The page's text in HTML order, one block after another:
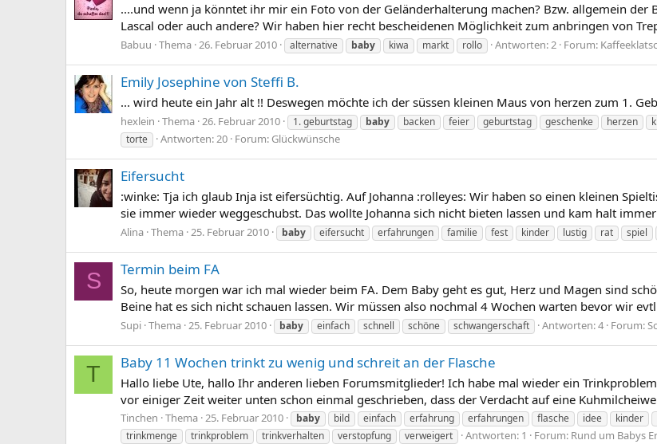
....und wenn ja könntet ihr mir ein Foto von der Geländerhalterung machen? Bzw. allgemein
Lascal oder auch andere? Wir haben hier recht bescheidenen Möglichkeit zum anbringen von
Babuu Thema 26. Februar 2010 alternative baby kiwa markt rollo Antworten: 2 Forum:
Emily Josephine von Steffi B.
... wird heute ein Jahr alt !! Deswegen möchte ich der süssen kleinen Maus von herzen zum 1.
hexlein Thema 26. Februar 2010 1. geburtstag baby backen feier geburtstag geschenke herzen
torte
Antworten: 20 Forum: Glückwünsche
Eifersucht
:winke: Tja ich glaub Inja ist eifersüchtig. Auf Johanna :rolleyes: Wir haben so einen kleinen
sie immer wieder weggeschubst. Das wollte Johanna sich nicht bieten lassen und kam halt
Alina Thema 25. Februar 2010 baby eifersucht erfahrungen familie fest kinder lustig rat spiel
S Termin beim FA
So, heute morgen war ich mal wieder beim FA. Dem Baby geht es gut, Herz und Magen sind
Beine hat es sich nicht schauen lassen. Wir müssen also nochmal 4 Wochen warten bevor wir
Supi Thema 25. Februar 2010 baby einfach schnell schöne schwangerschaft Antworten: 4 Forum:
T Baby 11 Wochen trinkt zu wenig und schreit an der Flasche
Hallo liebe Ute, hallo Ihr anderen lieben Forumsmitglieder! Ich habe mal wieder ein
vor einiger Zeit weiter unten schon einmal geschrieben, dass der Verdacht auf eine
Tinchen Thema 25. Februar 2010 baby bild einfach erfahrung erfahrungen flasche idee kinder
trinkmenge
trinkproblem trinkverhalten verstopfung verweigert Antworten: 1 Forum: Rund um Babys